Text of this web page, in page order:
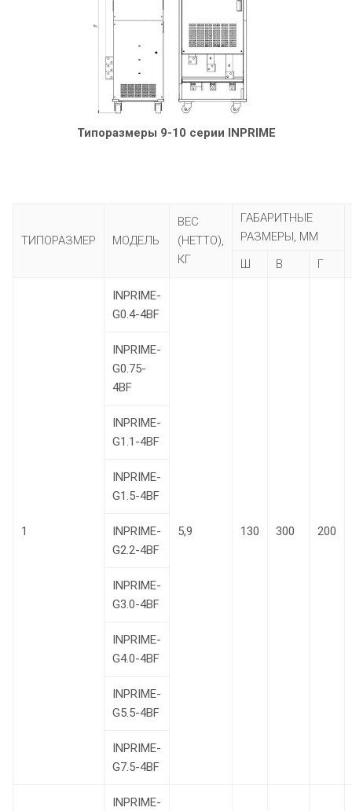
Типоразмеры 9-10 серии INPRIME
ТИПОРАЗМЕР МОДЕЛЬ
ВЕС
(НЕТТО),
КГ
ГАБАРИТНЫЕ
РАЗМЕРЫ, ММ
Ш
В Г
1
INPRIME-
G0.4-4BF
5,9 130 300 200
INPRIME-
G0.75-
4BF
INPRIME-
G1.1-4BF
INPRIME-
G1.5-4BF
INPRIME-
G2.2-4BF
INPRIME-
G3.0-4BF
INPRIME-
G4.0-4BF
INPRIME-
G5.5-4BF
INPRIME-
G7.5-4BF
INPRIME-